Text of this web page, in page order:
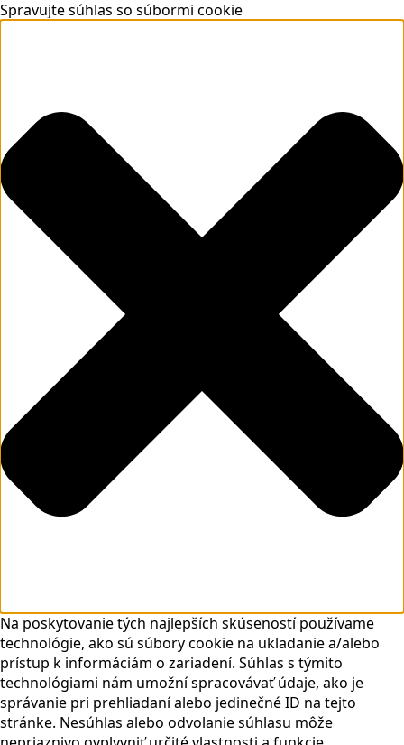
Spravujte súhlas so súbormi cookie
Na poskytovanie tých najlepších skúseností používame
technológie, ako sú súbory cookie na ukladanie a/alebo
prístup k informáciám o zariadení. Súhlas s týmito
technológiami nám umožní spracovávať údaje, ako je
správanie pri prehliadaní alebo jedinečné ID na tejto
stránke. Nesúhlas alebo odvolanie súhlasu môže